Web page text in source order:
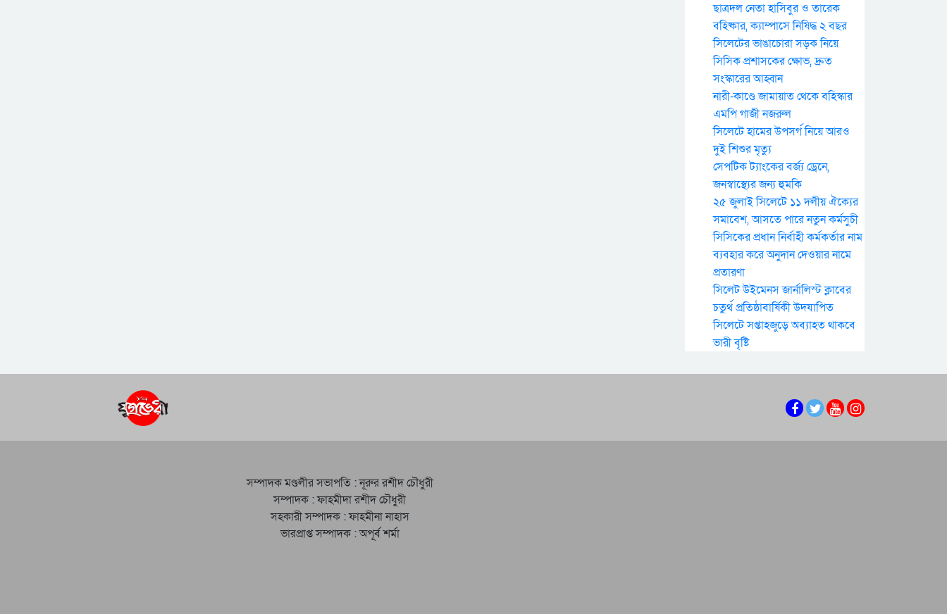
ছাত্রদল নেতা হাসিবুর ও তারেক
বহিষ্কার, ক্যাম্পাসে নিষিদ্ধ ২ বছর
সিলেটের ভাঙাচোরা সড়ক নিয়ে
সিসিক প্রশাসকের ক্ষোভ, দ্রুত
সংস্কারের আহ্বান
নারী-কাণ্ডে জামায়াত থেকে বহিস্কার
এমপি গাজী নজরুল
সিলেটে হামের উপসর্গ নিয়ে আরও
দুই শিশুর মৃত্যু
সেপটিক ট্যাংকের বর্জ্য ড্রেনে,
জনস্বাস্থ্যের জন্য হুমকি
২৫ জুলাই সিলেটে ১১ দলীয় ঐক্যের
সমাবেশ, আসতে পারে নতুন কর্মসুচী
সিসিকের প্রধান নির্বাহী কর্মকর্তার নাম
ব্যবহার করে অনুদান দেওয়ার নামে
প্রতারণা
সিলেট উইমেনস জার্নালিস্ট ক্লাবের
চতুর্থ প্রতিষ্ঠাবার্ষিকী উদযাপিত
সিলেটে সপ্তাহজুড়ে অব্যাহত থাকবে
ভারী বৃষ্টি
সম্পাদক মণ্ডলীর সভাপতি : নূরুর রশীদ চৌধুরী
সম্পাদক : ফাহমীদা রশীদ চৌধুরী
সহকারী সম্পাদক : ফাহমীনা নাহাস
ভারপ্রাপ্ত সম্পাদক : অপূর্ব শর্মা